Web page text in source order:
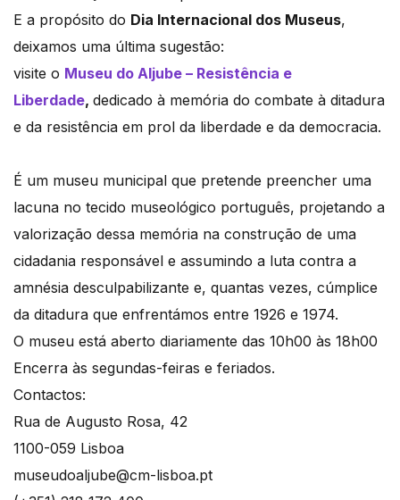
E a propósito do Dia Internacional dos Museus,
deixamos uma última sugestão:
visite o Museu do Aljube – Resistência e
Liberdade, dedicado à memória do combate à ditadura
e da resistência em prol da liberdade e da democracia.
É um museu municipal que pretende preencher uma
lacuna no tecido museológico português, projetando a
valorização dessa memória na construção de uma
cidadania responsável e assumindo a luta contra a
amnésia desculpabilizante e, quantas vezes, cúmplice
da ditadura que enfrentámos entre 1926 e 1974.
O museu está aberto diariamente das 10h00 às 18h00
Encerra às segundas-feiras e feriados.
Contactos:
Rua de Augusto Rosa, 42
1100-059 Lisboa
museudoaljube@cm-lisboa.pt